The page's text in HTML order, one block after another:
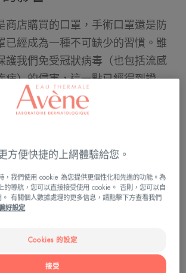
商店購買的口罩，手術口罩還是防
已經成為一種不可缺少的習慣。雖
護我們免受冠狀病毒（也包括流感
病）的侵害，這一點已經得到證
，它也會給肌膚帶來一些不便。
或惡化。
方便快捷的上網體驗給您。
，我們使用 cookie 為您提供更個性化和先進的功能。為
的導航，您可以直接接受使用 cookie。 否則，您可以自
有關個人數據處理的更多信息，請點擊下方查看我們
好設定
Cookies 的設定
接受